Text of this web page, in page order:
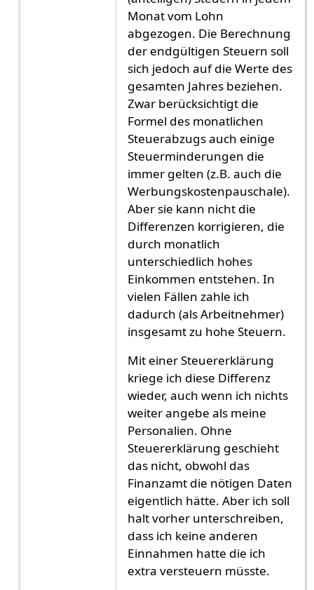
Monat vom Lohn
abgezogen. Die Berechnung
der endgültigen Steuern soll
sich jedoch auf die Werte des
gesamten Jahres beziehen.
Zwar berücksichtigt die
Formel des monatlichen
Steuerabzugs auch einige
Steuerminderungen die
immer gelten (z.B. auch die
Werbungskostenpauschale).
Aber sie kann nicht die
Differenzen korrigieren, die
durch monatlich
unterschiedlich hohes
Einkommen entstehen. In
vielen Fällen zahle ich
dadurch (als Arbeitnehmer)
insgesamt zu hohe Steuern.
Mit einer Steuererklärung
kriege ich diese Differenz
wieder, auch wenn ich nichts
weiter angebe als meine
Personalien. Ohne
Steuererklärung geschieht
das nicht, obwohl das
Finanzamt die nötigen Daten
eigentlich hätte. Aber ich soll
halt vorher unterschreiben,
dass ich keine anderen
Einnahmen hatte die ich
extra versteuern müsste.